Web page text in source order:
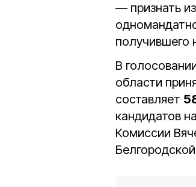
— признать
получившего
В
области
составляет
кандидатов
Комиссии